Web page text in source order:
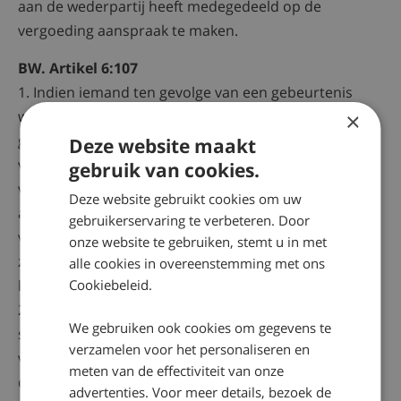
aan de wederpartij heeft medegedeeld op de
vergoeding aanspraak te maken.
BW. Artikel 6:107
1. Indien iemand ten gevolge van een gebeurtenis
waarvoor een ander aansprakelijk is, lichamelijk of
geestelijk letsel oploopt, is die ander behalve tot
vergoeding van de schade van de gekwetste zelf, ook
verplicht tot vergoeding van de kosten die een derde
anders dan krachtens een verzekering ten behoeve
van de gekwetste heeft gemaakt en die deze laatste,
zo hij ze zelf zou hebben gemaakt, van die ander had
kunnen vorderen.
2. Hij die krachtens het vorige lid door de derde tot
schadevergoeding wordt aangesproken kan hetzelfde
verweer voeren dat hem jegens de gekwetste ten
dienste zou hebben gestaan.
×
Deze website maakt
gebruik van cookies.
Deze website gebruikt cookies om uw
gebruikerservaring te verbeteren. Door
onze website te gebruiken, stemt u in met
alle cookies in overeenstemming met ons
Cookiebeleid.
We gebruiken ook cookies om gegevens te
verzamelen voor het personaliseren en
meten van de effectiviteit van onze
advertenties. Voor meer details, bezoek de